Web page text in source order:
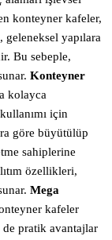
konteyner kafeler,
geleneksel yapılara
Bu sebeple,
Konteyner
kolayca
için
göre büyütülüp
sahiplerine
özellikleri,
Mega
kafeler
pratik avantajlar